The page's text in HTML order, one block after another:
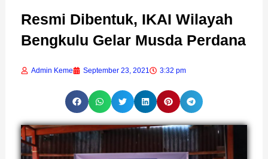
Resmi Dibentuk, IKAI Wilayah
Bengkulu Gelar Musda Perdana
Admin Keme September 23, 2021 3:32 pm